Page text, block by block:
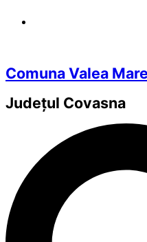
Comuna Valea Mare
Județul Covasna